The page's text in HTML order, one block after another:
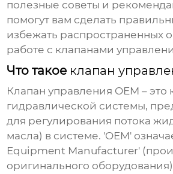
полезные советы и
помогут вам сделать
избежать распространенных
работе с клапанами
Что такое клапан
Клапан управления OEM – это
гидравлической системы,
для регулирования потока
масла) в системе. 'OEM'
Equipment Manufacturer'
оригинального